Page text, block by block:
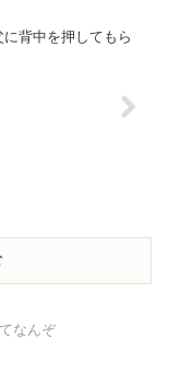
背中を押してもら
なんぞ